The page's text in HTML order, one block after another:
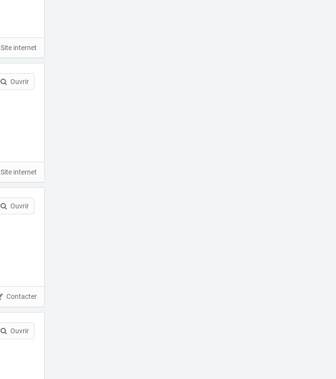
Site internet
Ouvrir
Site internet
Ouvrir
Contacter
Ouvrir